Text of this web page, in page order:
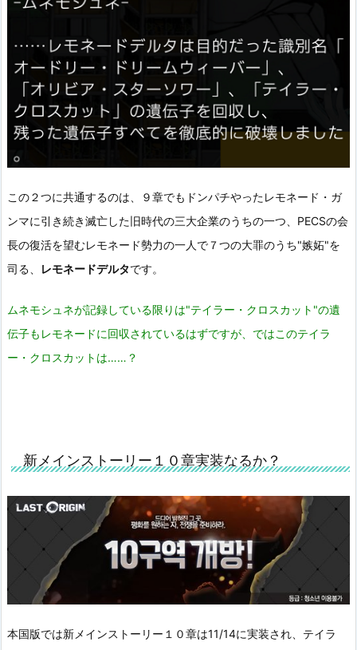
この２つに共通するのは、９章でもドンパチやったレモネード・ガ
ンマに引き続き滅亡した旧時代の三大企業のうちの一つ、PECSの会
長の復活を望むレモネード勢力の一人で７つの大罪のうち"嫉妬"を
司る、
レモネードデルタです。
ムネモシュネが記録している限りは"テイラー・クロスカット"の遺
伝子もレモネードに回収されているはずですが、ではこのテイラ
ー・クロスカットは……？
新メインストーリー１０章実装なるか？
本国版では新メインストーリー１０章は11/14に実装され、テイラ